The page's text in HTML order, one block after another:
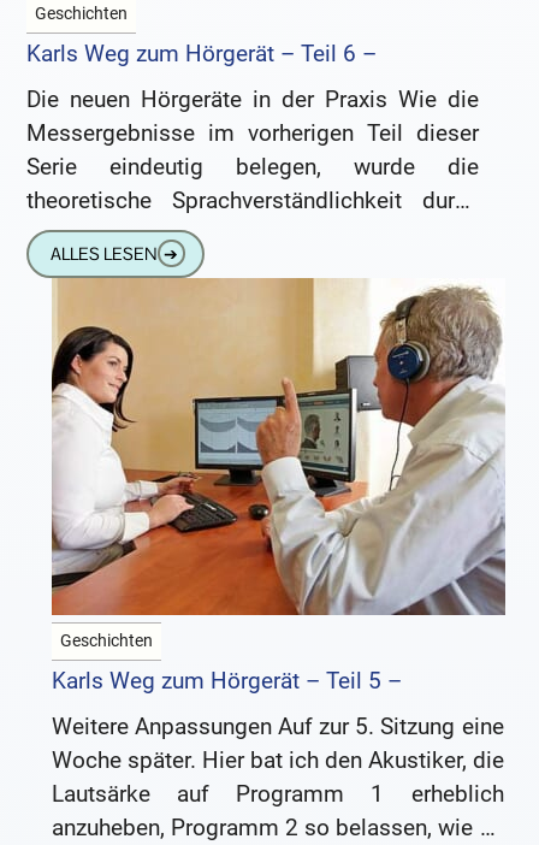
Geschichten
Karls Weg zum Hörgerät – Teil 6 –
Die neuen Hörgeräte in der Praxis Wie die
Messergebnisse im vorherigen Teil dieser
Serie eindeutig belegen, wurde die
theoretische Sprachverständlichkeit durch
die Hörgeräte erheblich verbessert. Aber wie
bewährten sich die
ALLES LESEN ➔
Geschichten
Karls Weg zum Hörgerät – Teil 5 –
Weitere Anpassungen Auf zur 5. Sitzung eine
Woche später. Hier bat ich den Akustiker, die
Lautsärke auf Programm 1 erheblich
anzuheben, Programm 2 so belassen, wie es